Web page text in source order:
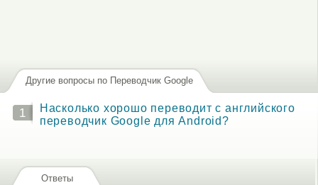
Другие вопросы по Переводчик Google
1
Насколько хорошо переводит с английского
переводчик Google для Android?
Ответы